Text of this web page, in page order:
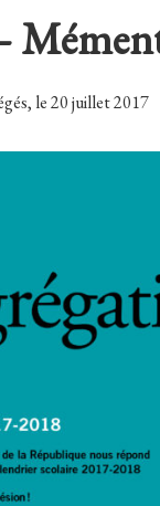
le 20 juillet 2017